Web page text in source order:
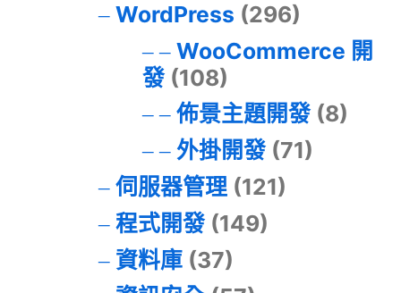
WordPress (296)
WooCommerce 開
發(108)
佈景主題開發(8)
外掛開發(71)
伺服器管理(121)
程式開發(149)
資料庫(37)